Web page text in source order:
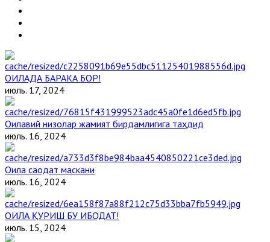
ОИЛАДА БАРАКА БОР!
июль. 17, 2024
Оилавий низолар жамият бирдамлигига таҳдид
июль. 16, 2024
Оила саодат маскани
июль. 16, 2024
ОИЛА ҚУРИШ БУ ИБОДАТ!
июль. 15, 2024